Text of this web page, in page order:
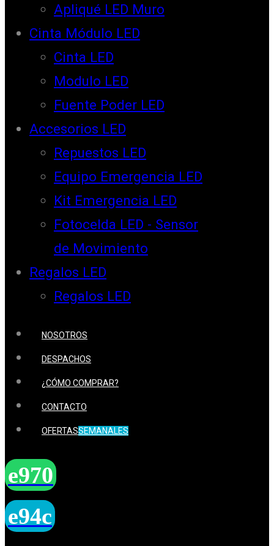
Apliqué LED Muro
Cinta Módulo LED
Cinta LED
Modulo LED
Fuente Poder LED
Accesorios LED
Repuestos LED
Equipo Emergencia LED
Kit Emergencia LED
Fotocelda LED - Sensor
de Movimiento
Regalos LED
Regalos LED
NOSOTROS
DESPACHOS
¿CÓMO COMPRAR?
CONTACTO
OFERTASSEMANALES